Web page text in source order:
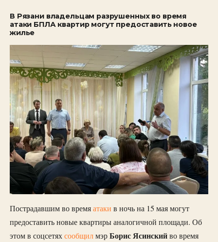
В Рязани владельцам разрушенных во время
атаки БПЛА квартир могут предоставить новое
жилье
Пострадавшим во времяатаки в ночь на 15 мая могут
предоставить новые квартиры аналогичной площади. Об
этом в соцсетяхсообщилмэрБорис Ясинскийво время